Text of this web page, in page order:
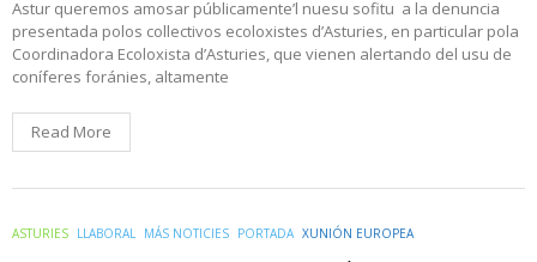
Astur queremos amosar públicamente’l nuesu sofitu a la denuncia
presentada polos collectivos ecoloxistes d’Asturies, en particular pola
Coordinadora Ecoloxista d’Asturies, que vienen alertando del usu de
coníferes foránies, altamente
Read More
ASTURIES LLABORAL MÁS NOTICIES PORTADA XUNIÓN EUROPEA